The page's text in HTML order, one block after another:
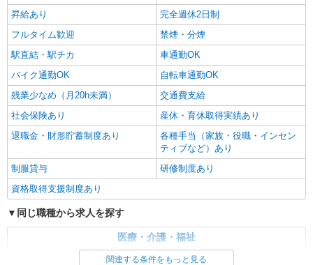
昇給あり
完全週休2日制
フルタイム歓迎
禁煙・分煙
駅直結・駅チカ
車通勤OK
バイク通勤OK
自転車通勤OK
残業少なめ（月20h未満）
交通費支給
社会保険あり
産休・育休取得実績あり
退職金・財形貯蓄制度あり
各種手当（家族・役職・インセン
ティブなど）あり
制服貸与
研修制度あり
資格取得支援制度あり
同じ職種から求人を探す
医療・介護・福祉
関連する条件をもっと見る